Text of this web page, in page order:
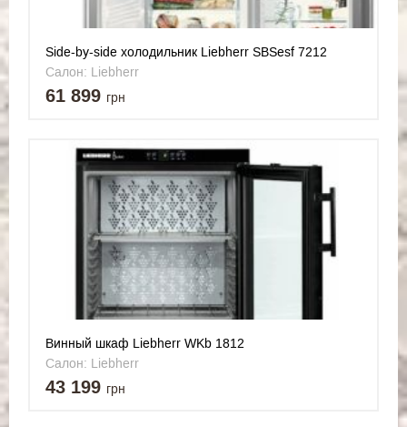
Side-by-side холодильник Liebherr SBSesf 7212
Салон: Liebherr
61 899 грн
Винный шкаф Liebherr WKb 1812
Салон: Liebherr
43 199 грн